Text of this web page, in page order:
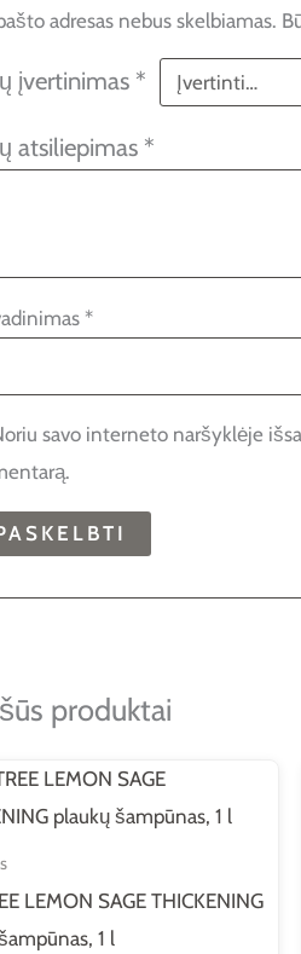
adresas nebus skelbiamas.
įvertinimas *
atsiliepimas *
*
savo interneto naršyklėje
produktai
LEMON SAGE THICKENING
1 l